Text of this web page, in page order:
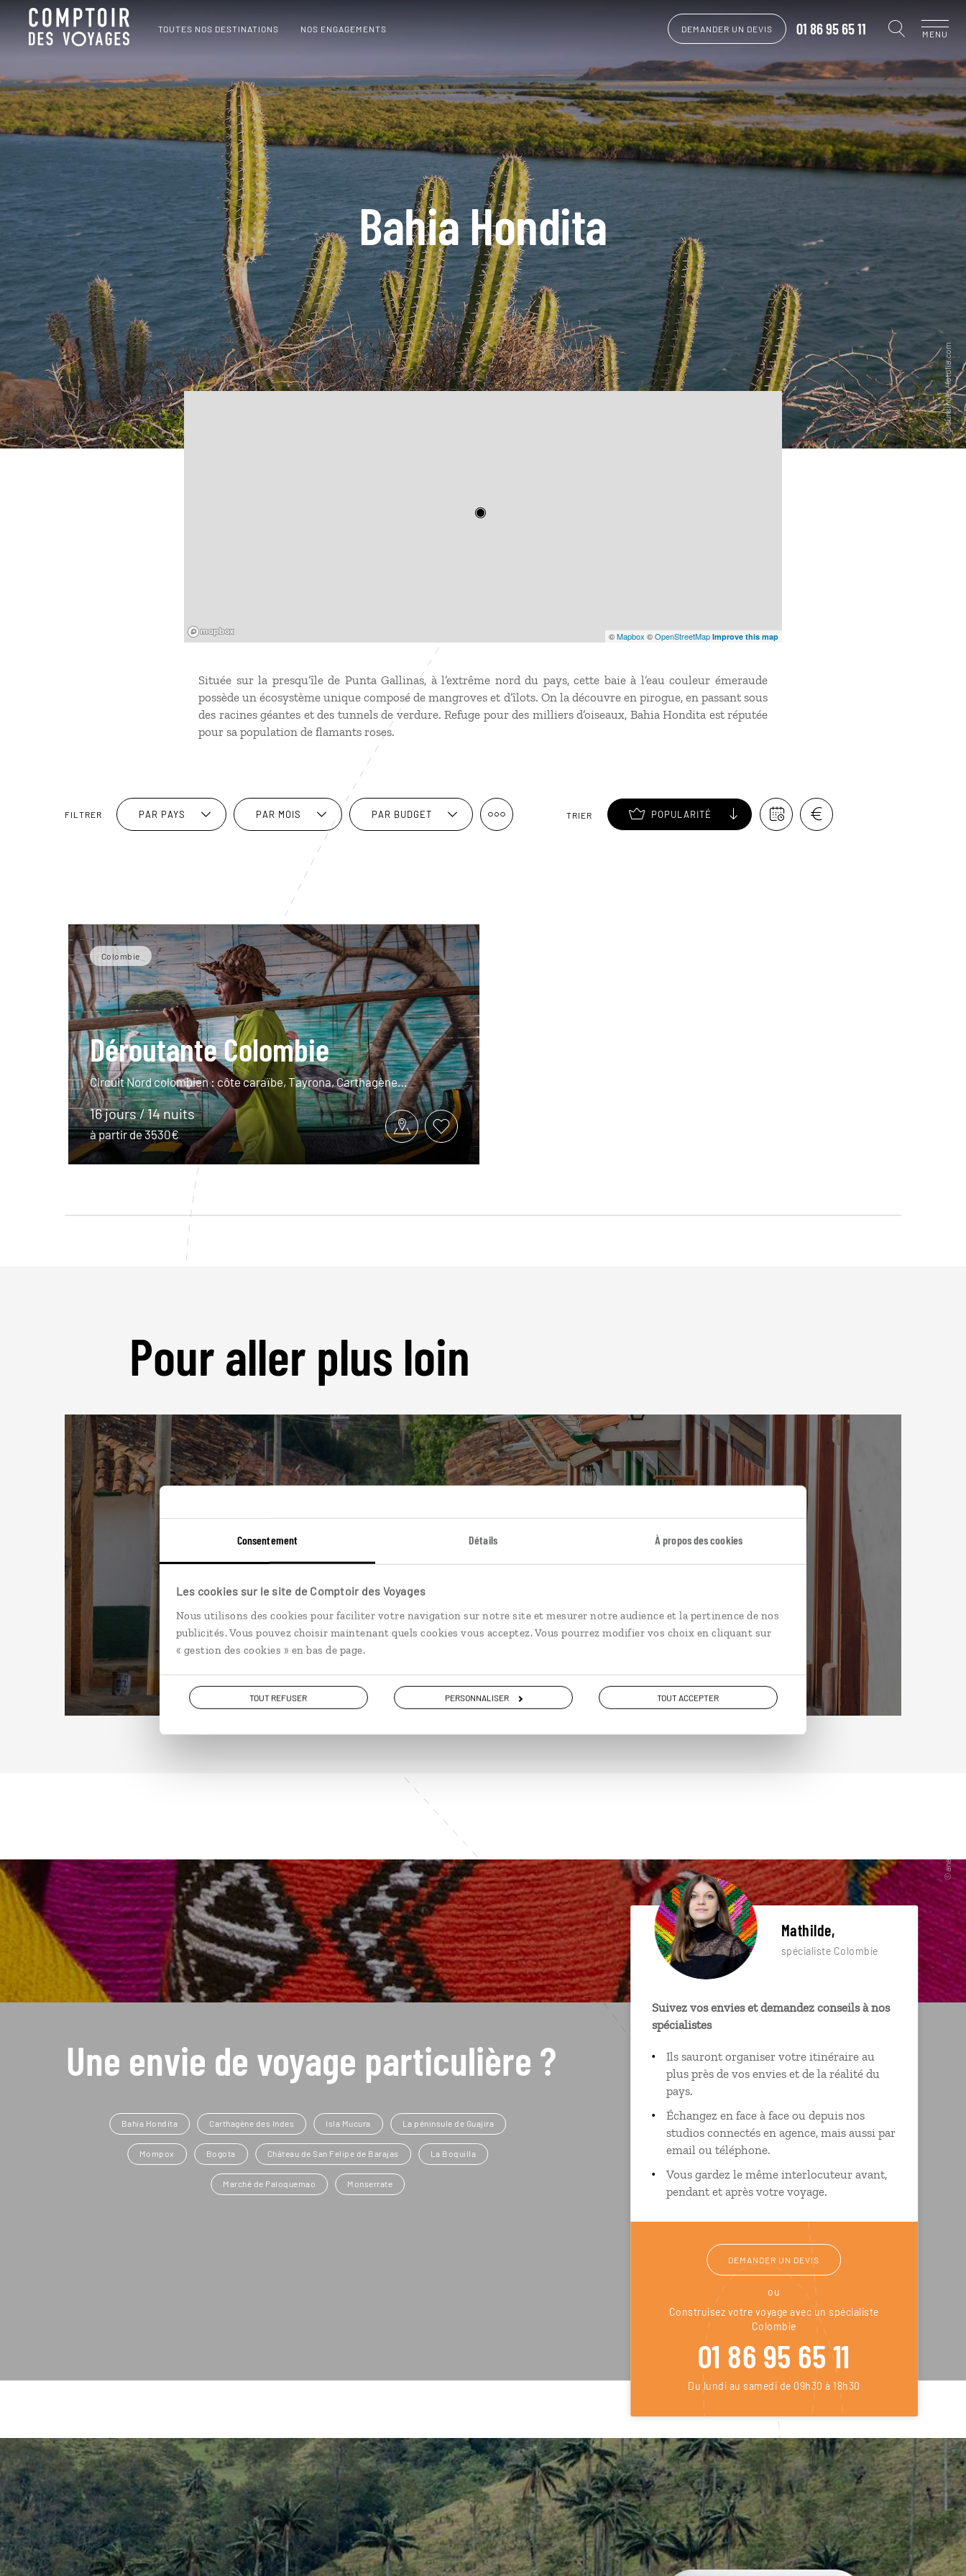
Consentement Détails À propos des cookies
Les cookies sur le site de Comptoir des Voyages
Nous utilisons des cookies pour faciliter votre navigation sur notre site et mesurer notre audience et la pertinence de nos
publicités. Vous pouvez choisir maintenant quels cookies vous acceptez. Vous pourrez modifier vos choix en cliquant sur
« gestion des cookies » en bas de page.
TOUT REFUSER PERSONNALISER TOUT ACCEPTER
TOUTES NOS DESTINATIONS NOS ENGAGEMENTS DEMANDER UN DEVIS 01 86 95 65 11 MENU
Bahia Hondita
©Mapbox ©OpenStreetMap Improve this map
Située sur la presqu’île de Punta Gallinas, à l’extrême nord du pays, cette baie à l’eau couleur émeraude
possède un écosystème unique composé de mangroves et d’îlots. On la découvre en pirogue, en passant sous
des racines géantes et des tunnels de verdure. Refuge pour des milliers d’oiseaux, Bahia Hondita est réputée
pour sa population de flamants roses.
FILTRER PAR PAYS PAR MOIS PAR BUDGET TRIER POPULARITÉ
Colombie
Déroutante Colombie
Circuit Nord colombien : côte caraïbe, Tayrona, Carthagène…
16 jours / 14 nuits
à partir de 3530€
Pour aller plus loin
Colombie
DÉCOUVRIR
Une envie de voyage particulière ?
Bahia Hondita Carthagène des Indes Isla Mucura La péninsule de Guajira
Mompox Bogota Château de San Felipe de Barajas La Boquilla
Marché de Paloquemao Monserrate
Mathilde,
spécialiste Colombie
Suivez vos envies et demandez conseils à nos
spécialistes
Ils sauront organiser votre itinéraire au
plus près de vos envies et de la réalité du
pays.
Échangez en face à face ou depuis nos
studios connectés en agence, mais aussi par
email ou téléphone.
Vous gardez le même interlocuteur avant,
pendant et après votre voyage.
DEMANDER UN DEVIS
ou
Construisez votre voyage avec un spécialiste
Colombie
01 86 95 65 11
Du lundi au samedi de 09h30 à 18h30